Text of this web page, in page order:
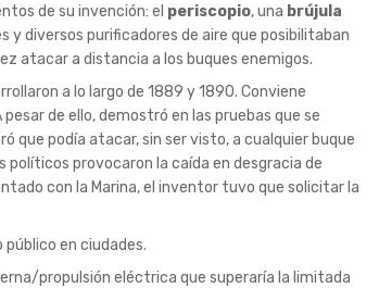
de su invención: el periscopio, una brújula
y diversos purificadores de aire que posibilitaban
atacar a distancia a los buques enemigos.
a lo largo de 1889 y 1890. Conviene
de ello, demostró en las pruebas que se
que podía atacar, sin ser visto, a cualquier buque
políticos provocaron la caída en desgracia de
con la Marina, el inventor tuvo que solicitar la
en ciudades.
propulsión eléctrica que superaría la limitada